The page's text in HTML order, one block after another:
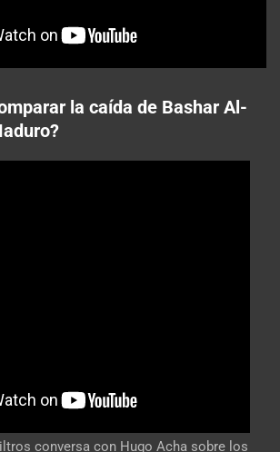
la caída de Bashar Al-
conversa con Hugo Acha sobre los